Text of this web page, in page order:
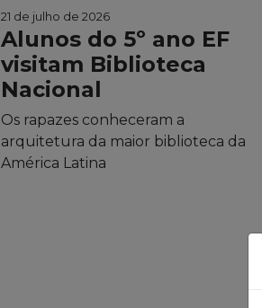
21 de julho de 2026
Alunos do 5º ano EF
visitam Biblioteca
Nacional
Os rapazes conheceram a
arquitetura da maior biblioteca da
América Latina